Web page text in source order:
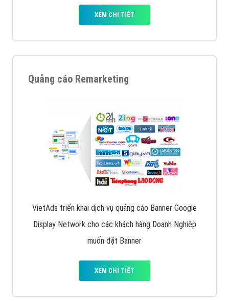
XEM CHI TIẾT
Quảng cáo Remarketing
VietAds triển khai dịch vụ quảng cáo Banner Google
Display Network cho các khách hàng Doanh Nghiệp
muốn đặt Banner
XEM CHI TIẾT